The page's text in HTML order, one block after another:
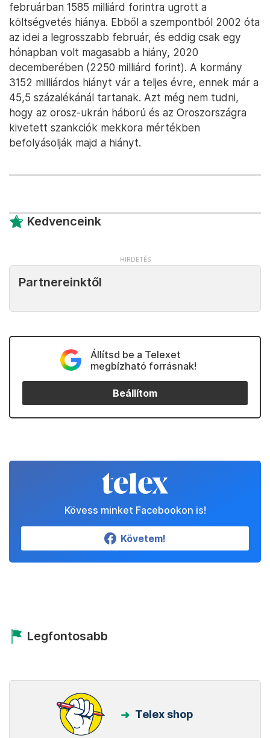
februárban 1585 milliárd forintra ugrott a
költségvetés hiánya. Ebből a szempontból 2002 óta
az idei a legrosszabb február, és eddig csak egy
hónapban volt magasabb a hiány, 2020
decemberében (2250 milliárd forint). A kormány
3152 milliárdos hiányt vár a teljes évre, ennek már a
45,5 százalékánál tartanak. Azt még nem tudni,
hogy az orosz-ukrán háború és az Oroszországra
kivetett szankciók mekkora mértékben
befolyásolják majd a hiányt.
Kedvenceink
Partnereinktől
Állítsd be a Telexet
megbízható forrásnak!
Beállítom
Kövess minket Facebookon is!
Követem!
Legfontosabb
Telex shop